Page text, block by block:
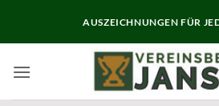
AUSZEICHNUNGEN FÜR